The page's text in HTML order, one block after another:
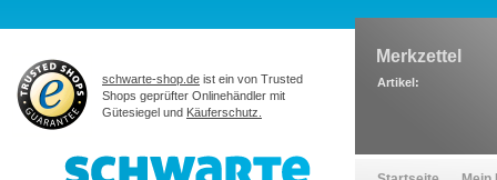
schwarte-shop.de ist ein von Trusted
Shops geprüfter Onlinehändler mit
Gütesiegel und Käuferschutz.
Merkzettel
Artikel: